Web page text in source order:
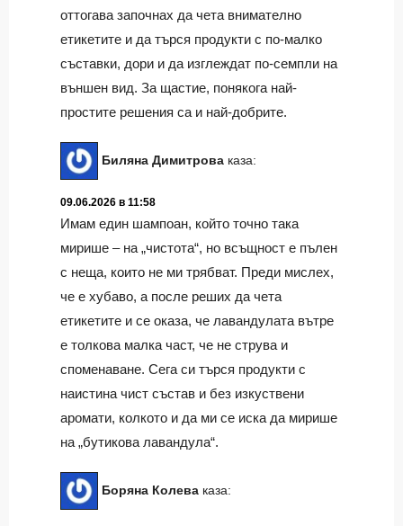
оттогава започнах да чета внимателно
етикетите и да търся продукти с по-малко
съставки, дори и да изглеждат по-семпли на
външен вид. За щастие, понякога най-
простите решения са и най-добрите.
Биляна Димитрова каза:
09.06.2026 в 11:58
Имам един шампоан, който точно така
мирише – на „чистота“, но всъщност е пълен
с неща, които не ми трябват. Преди мислех,
че е хубаво, а после реших да чета
етикетите и се оказа, че лавандулата вътре
е толкова малка част, че не струва и
споменаване. Сега си търся продукти с
наистина чист състав и без изкуствени
аромати, колкото и да ми се иска да мирише
на „бутикова лавандула“.
Боряна Колева каза: